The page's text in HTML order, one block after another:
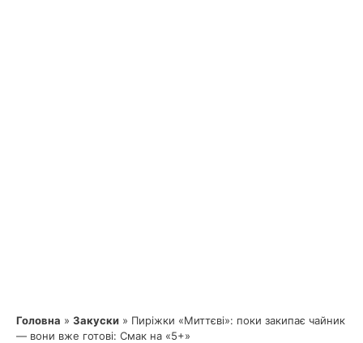
Головна » Закуски » Пиріжки «Миттєві»: поки закипає чайник
— вони вже готові: Смак на «5+»